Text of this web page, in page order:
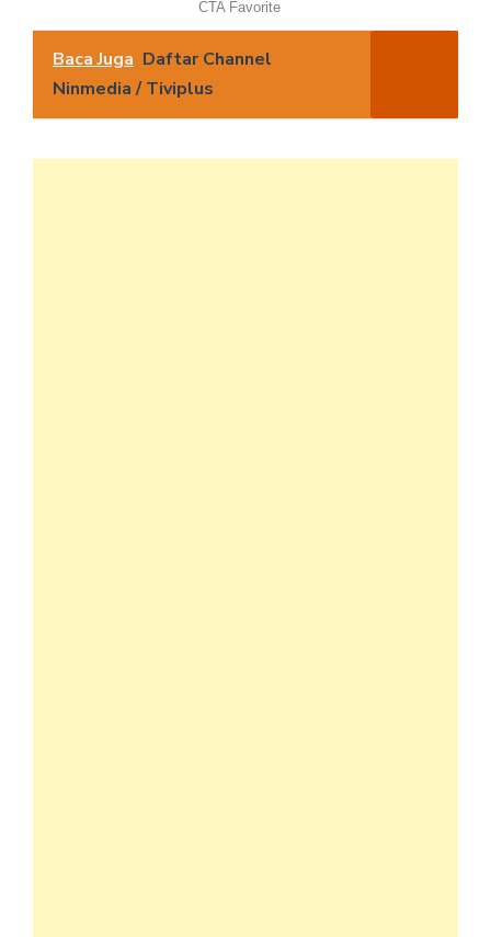
Baca Juga Daftar Channel
Ninmedia / Tiviplus